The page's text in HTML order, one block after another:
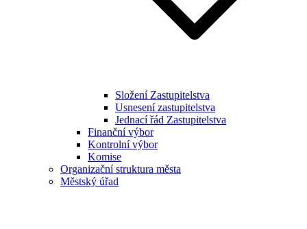
Složení Zastupitelstva
Usnesení zastupitelstva
Jednací řád Zastupitelstva
Finanční výbor
Kontrolní výbor
Komise
Organizační struktura města
Městský úřad